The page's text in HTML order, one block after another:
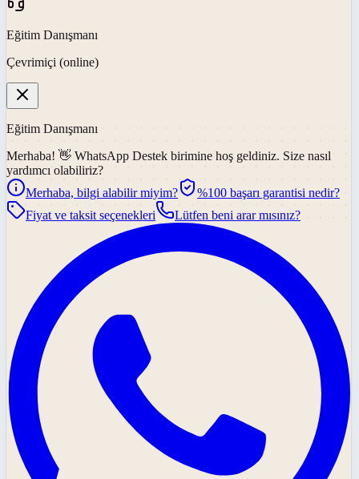
Eğitim Danışmanı
Çevrimiçi (online)
Eğitim Danışmanı
Merhaba! 👋 WhatsApp Destek birimine hoş geldiniz. Size nasıl
yardımcı olabiliriz?
Merhaba, bilgi alabilir miyim?
%100 başarı garantisi nedir?
Fiyat ve taksit seçenekleri
Lütfen beni arar mısınız?